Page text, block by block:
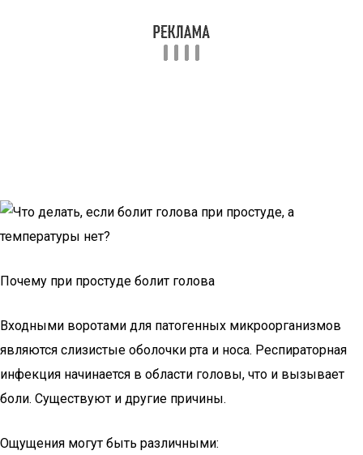
Почему при простуде болит голова
Входными воротами для патогенных микроорганизмов
являются слизистые оболочки рта и носа. Респираторная
инфекция начинается в области головы, что и вызывает
боли. Существуют и другие причины.
Ощущения могут быть различными: